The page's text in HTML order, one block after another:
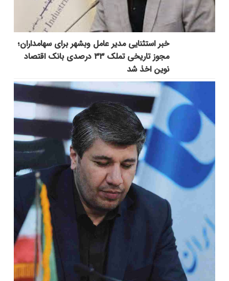
خبر استثنایی مدیر عامل وبشهر برای سهامداران؛
مجوز تاریخی تملک ۳۳ درصدی بانک اقتصاد
نوین اخذ شد